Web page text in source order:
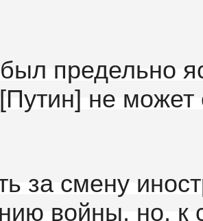
предельно
не может
за смену
войны, но, к